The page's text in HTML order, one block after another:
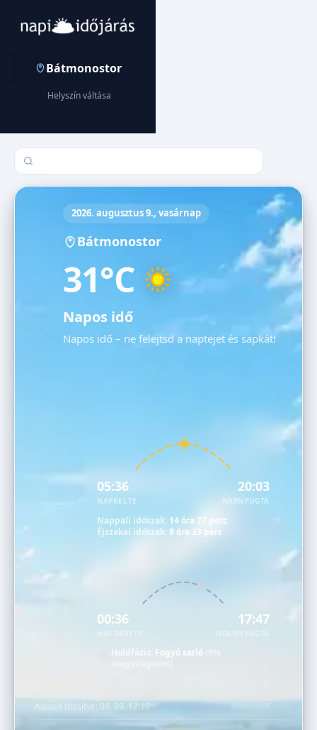
Bátmonostor
Helyszín váltása
Település keresése
2026. augusztus 9., vasárnap
Bátmonostor
31°C
Napos idő
Napos idő – ne felejtsd a naptejet és sapkát!
05:36
NAPKELTE
20:03
NAPNYUGTA
Nappali időszak: 14 óra 27 perc
Éjszakai időszak:9 óra 33 perc
00:36 17:47
HOLDNYUGTA
Holdfázis: Fogyó sarló
Adatok frissítve: 08. 09. 12:10